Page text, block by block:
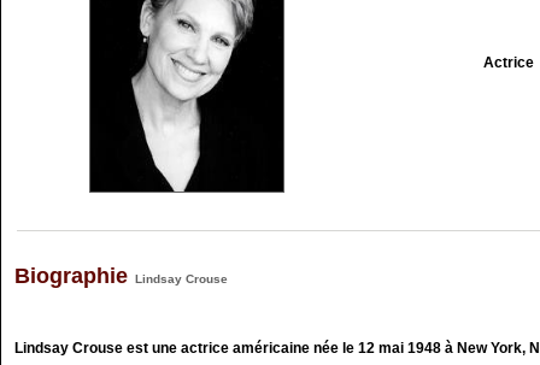
Actrice
Biographie Lindsay Crouse
Lindsay Crouse est une actrice américaine née le 12 mai 1948 à New York,